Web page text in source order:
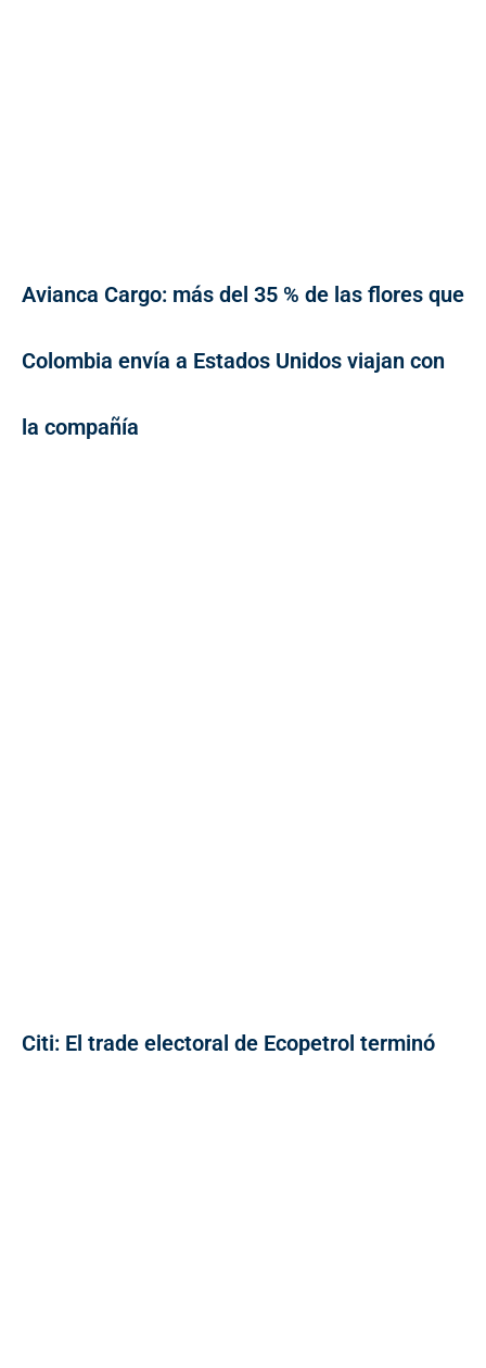
Avianca Cargo: más del 35 % de las flores que
Colombia envía a Estados Unidos viajan con
la compañía
Citi: El trade electoral de Ecopetrol terminó